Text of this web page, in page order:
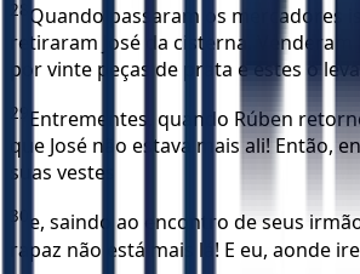
28 Quando passaram os mercadores
retiraram José da cisterna. Venderam
por vinte peças de prata e estes o
29 Entrementes, quando Rúben
que José não estava mais ali! Então,
suas vestes
30 e, saindo ao encontro de seus
rapaz não está mais lá! E eu, aonde